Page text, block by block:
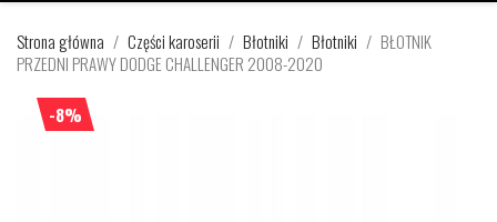
Strona główna Części karoserii Błotniki Błotniki
BŁOTNIK
PRZEDNI PRAWY DODGE CHALLENGER 2008-2020
-8%